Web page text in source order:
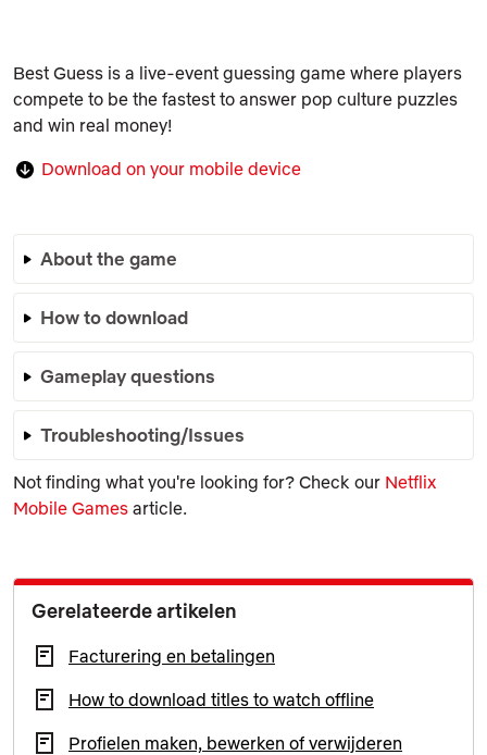
Best Guess is a live-event guessing game where players
compete to be the fastest to answer pop culture puzzles
and win real money!
Download on your mobile device
About the game
How to download
Gameplay questions
Troubleshooting/Issues
Not finding what you're looking for? Check our Netflix
Mobile Games article.
Gerelateerde artikelen
Facturering en betalingen
How to download titles to watch offline
Profielen maken, bewerken of verwijderen